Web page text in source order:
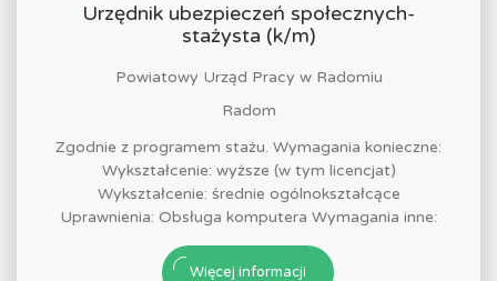
Urzędnik ubezpieczeń społecznych-
stażysta (k/m)
Powiatowy Urząd Pracy w Radomiu
Radom
Zgodnie z programem stażu. Wymagania konieczne:
Wykształcenie: wyższe (w tym licencjat)
Wykształcenie: średnie ogólnokształcące
Uprawnienia: Obsługa komputera Wymagania inne:
Więcej informacji